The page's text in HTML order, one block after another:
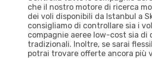
che il nostro motore di ricerca
dei voli disponibili da Istanbul a
consigliamo di controllare sia i
compagnie aeree low-cost sia di
tradizionali. Inoltre, se sarai
potrai trovare offerte ancora più